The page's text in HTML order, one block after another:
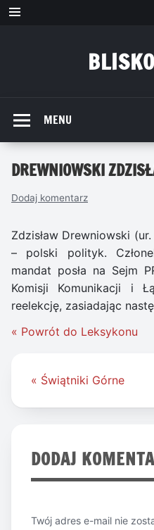
Przejdź
MENU
DREWNIOWSKI
Dodaj komentarz
Zdzisław Drewniowski
– polski polityk.
mandat posła na Sejm
Komisji Komunikacji i
reelekcję, zasiadając
« Powrót do Leksykonu
Nawigacja
« Świątniki Górne
DODAJ
Twój adres e-mail nie